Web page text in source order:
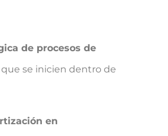
de procesos de
que se inicien dentro de
en